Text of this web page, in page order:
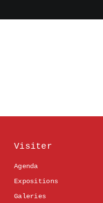
Visiter
Agenda
Expositions
Galeries